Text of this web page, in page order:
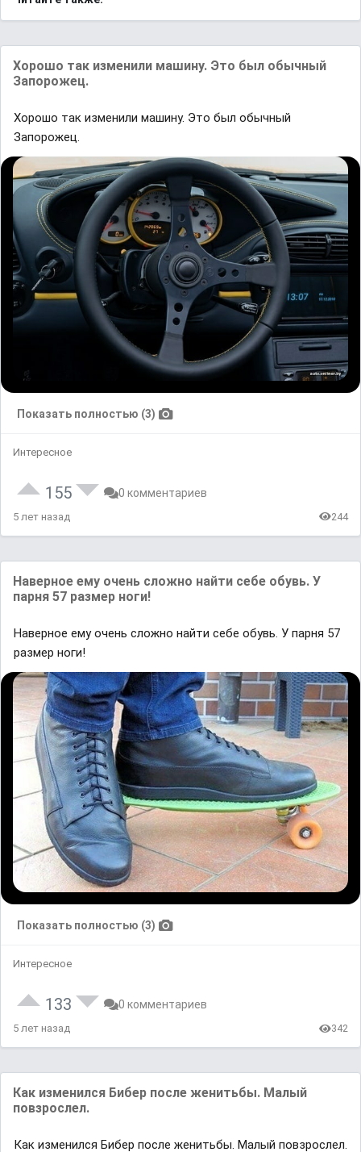
Хорошо так изменили машину. Это был обычный
Запорожец.
Хорошо так изменили машину. Это был обычный
Запорожец.
Показать полностью (3)
Интересное
155 0 комментариев
5 лет назад 244
Наверное ему очень сложно найти себе обувь. У
парня 57 размер ноги!
Наверное ему очень сложно найти себе обувь. У парня 57
размер ноги!
Показать полностью (3)
Интересное
133 0 комментариев
5 лет назад 342
Как изменился Бибер после женитьбы. Малый
повзрослел.
Как изменился Бибер после женитьбы. Малый повзрослел.